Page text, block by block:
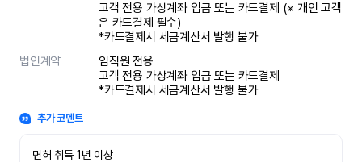
고객 전용 가상계좌 입금 또는 카드결제 (※ 개인 고객
은 카드결제 필수)
*카드결제시 세금계산서 발행 불가
법인계약
임직원 전용
고객 전용 가상계좌 입금 또는 카드결제
*카드결제시 세금계산서 발행 불가
추가 코멘트
면허 취득 1년 이상